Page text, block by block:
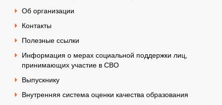
Об организации
Контакты
Полезные ссылки
Информация о мерах социальной поддержки лиц,
принимающих участие в СВО
Выпускнику
Внутренняя система оценки качества образования